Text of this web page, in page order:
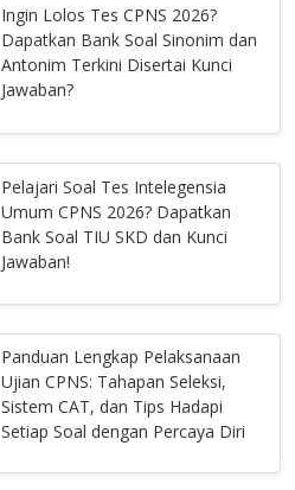
Ingin Lolos Tes CPNS 2026?
Dapatkan Bank Soal Sinonim dan
Antonim Terkini Disertai Kunci
Jawaban?
Pelajari Soal Tes Intelegensia
Umum CPNS 2026? Dapatkan
Bank Soal TIU SKD dan Kunci
Jawaban!
Panduan Lengkap Pelaksanaan
Ujian CPNS: Tahapan Seleksi,
Sistem CAT, dan Tips Hadapi
Setiap Soal dengan Percaya Diri